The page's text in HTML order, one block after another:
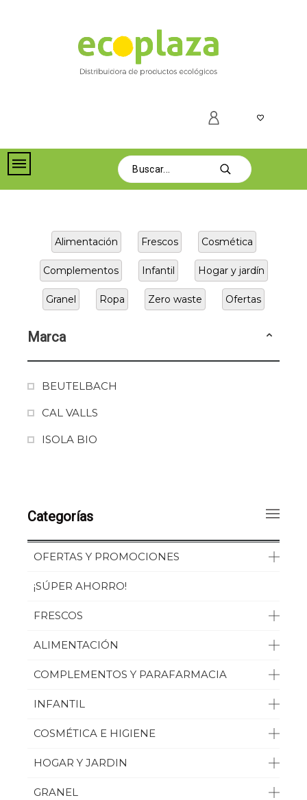
Alimentación Frescos Cosmética
Complementos Infantil Hogar y jardín
Granel Ropa Zero waste Ofertas
Marca
BEUTELBACH
CAL VALLS
ISOLA BIO
Categorías
OFERTAS Y PROMOCIONES
¡SÚPER AHORRO!
FRESCOS
ALIMENTACIÓN
COMPLEMENTOS Y PARAFARMACIA
INFANTIL
COSMÉTICA E HIGIENE
HOGAR Y JARDIN
GRANEL